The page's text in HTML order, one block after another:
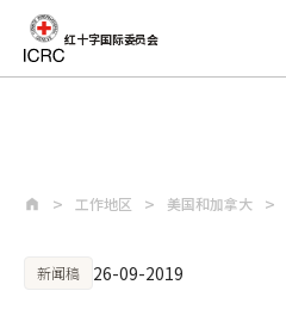
红十字国际委员会
工作地区 美国和加拿大
新闻稿 26-09-2019